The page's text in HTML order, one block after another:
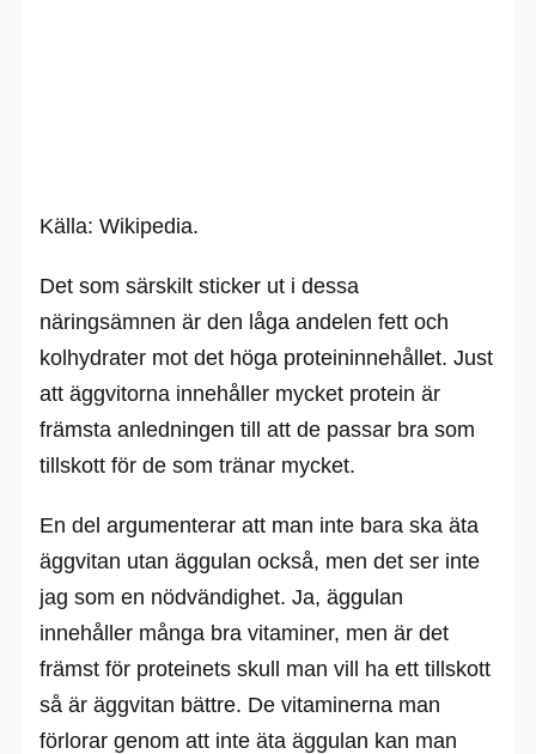
Källa: Wikipedia.
Det som särskilt sticker ut i dessa
näringsämnen är den låga andelen fett och
kolhydrater mot det höga proteininnehållet. Just
att äggvitorna innehåller mycket protein är
främsta anledningen till att de passar bra som
tillskott för de som tränar mycket.
En del argumenterar att man inte bara ska äta
äggvitan utan äggulan också, men det ser inte
jag som en nödvändighet. Ja, äggulan
innehåller många bra vitaminer, men är det
främst för proteinets skull man vill ha ett tillskott
så är äggvitan bättre. De vitaminerna man
förlorar genom att inte äta äggulan kan man